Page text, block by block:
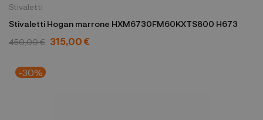
Stivaletti
Stivaletti Hogan marrone HXM6730FM60KXTS800 H673
450,00 € 315,00 €
-30%